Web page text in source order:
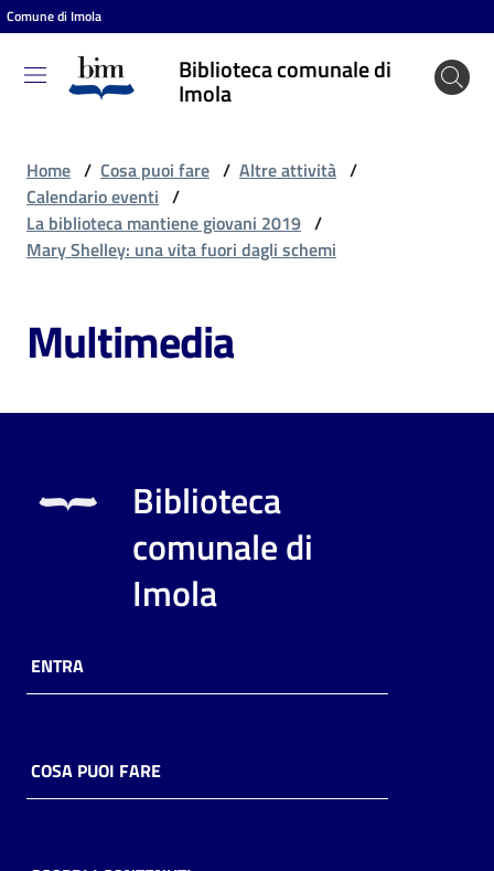
Vai al contenuto
Vai alla navigazione
Vai al footer
Comune di Imola
Biblioteca comunale di
Imola
Biblioteca
comunale
Entra
Cosa
puoi
Home / Cosa puoi fare / Altre attività /
Calendario eventi /
La biblioteca mantiene giovani 2019 /
Mary Shelley: una vita fuori dagli schemi
Multimedia
Biblioteca
comunale di
Imola
ENTRA
COSA PUOI FARE